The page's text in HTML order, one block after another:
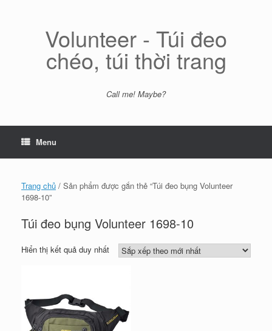
Volunteer - Túi đeo
chéo, túi thời trang
Call me! Maybe?
Menu
Trang chủ / Sản phẩm được gắn thẻ “Túi đeo bụng Volunteer
1698-10”
Túi đeo bụng Volunteer 1698-10
Hiển thị kết quả duy nhất